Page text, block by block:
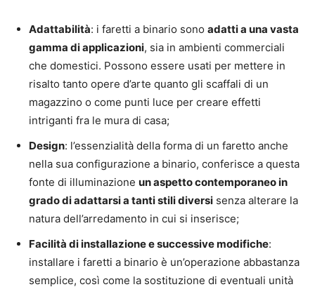
Adattabilità: i faretti a binario sono adatti a una vasta
gamma di applicazioni, sia in ambienti commerciali
che domestici. Possono essere usati per mettere in
risalto tanto opere d’arte quanto gli scaffali di un
magazzino o come punti luce per creare effetti
intriganti fra le mura di casa;
Design: l’essenzialità della forma di un faretto anche
nella sua configurazione a binario, conferisce a questa
fonte di illuminazione un aspetto contemporaneo in
grado di adattarsi a tanti stili diversi senza alterare la
natura dell’arredamento in cui si inserisce;
Facilità di installazione e successive modifiche:
installare i faretti a binario è un’operazione abbastanza
semplice, così come la sostituzione di eventuali unità